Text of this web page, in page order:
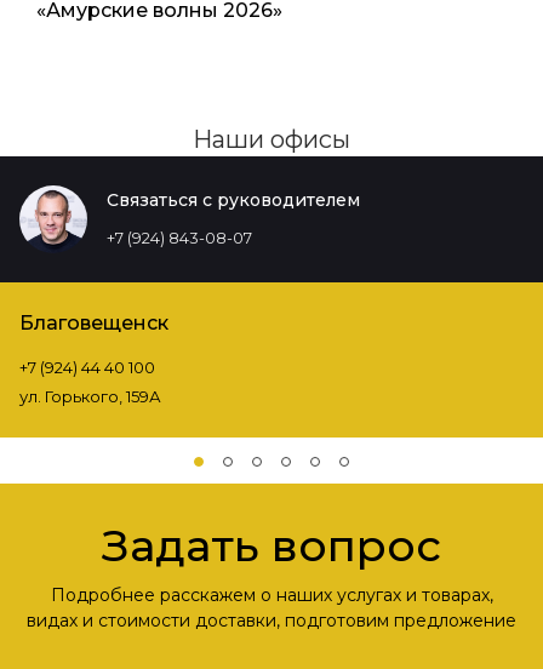
«Амурские волны 2026»
Наши офисы
Связаться с руководителем
+7 (924) 843-08-07
Благовещенск
+7 (924) 44 40 100
ул. Горького, 159А
Задать вопрос
Подробнее расскажем о наших услугах и товарах,
видах и стоимости доставки, подготовим предложение